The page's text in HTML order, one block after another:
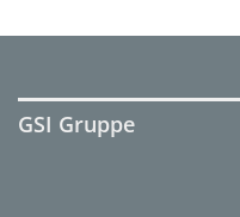
GSI Gruppe